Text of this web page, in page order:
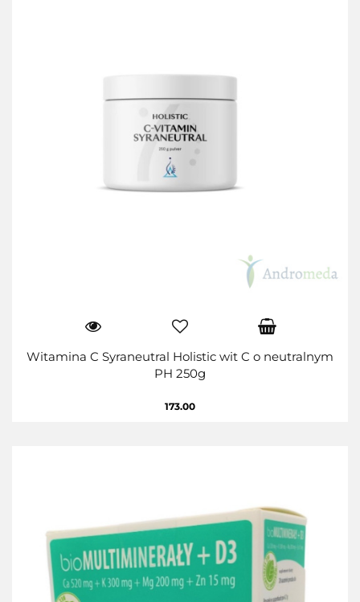
Witamina C Syraneutral Holistic wit C o neutralnym
PH 250g
173.00